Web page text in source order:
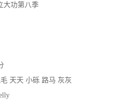
大功第八季
天天 小砾 路马 灰灰